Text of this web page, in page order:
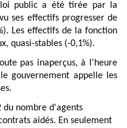
public a été tirée par la
ses effectifs progresser de
Les effectifs de la fonction
quasi-stables (-0,1%).
pas inaperçus, à l'heure
gouvernement appelle les
nombre d'agents
aidés. En seulement